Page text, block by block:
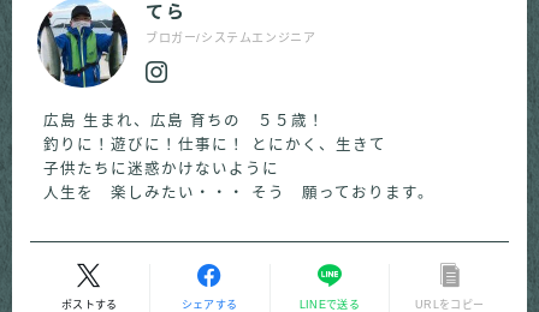
てら
ブロガー/システムエンジニア
広島 生まれ、広島 育ちの ５５歳！
釣りに！遊びに！仕事に！ とにかく、生きて
子供たちに迷惑かけないように
人生を 楽しみたい・・・ そう 願っております。
ポストする シェアする LINEで送る URLをコピー